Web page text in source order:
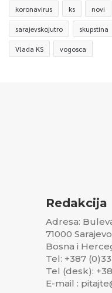
koronavirus ks novi
sarajevskojutro skupstina
Vlada KS vogosca
Redakcija
Adresa:
71000
Bosna i
Tel: +387
Tel (desk):
E-mail :